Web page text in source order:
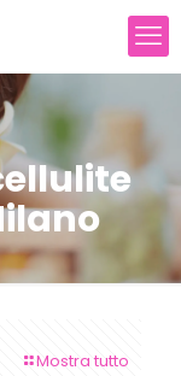
Mostra tutto